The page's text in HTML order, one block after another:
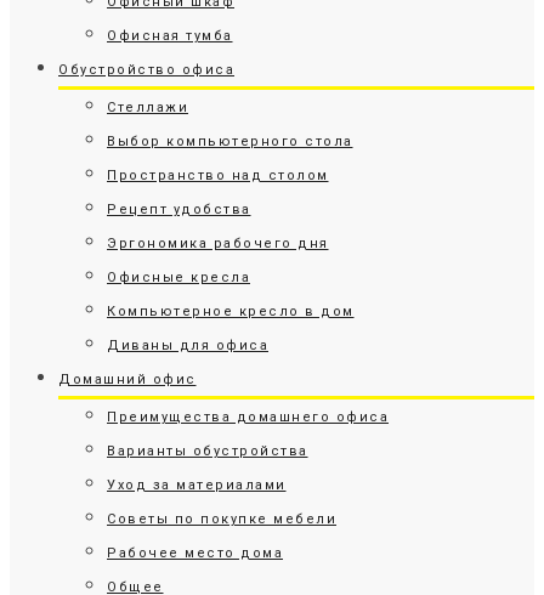
Офисная тумба
Обустройство офиса
Стеллажи
Выбор компьютерного стола
Пространство над столом
Рецепт удобства
Эргономика рабочего дня
Офисные кресла
Компьютерное кресло в дом
Диваны для офиса
Домашний офис
Преимущества домашнего офиса
Варианты обустройства
Уход за материалами
Советы по покупке мебели
Рабочее место дома
Общее